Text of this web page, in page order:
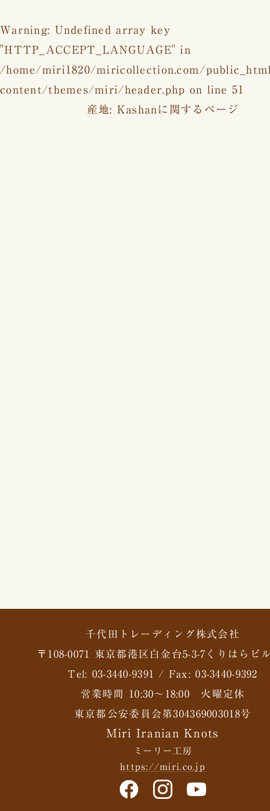
Warning: Undefined array key
"HTTP_ACCEPT_LANGUAGE" in
/home/miri1820/miricollection.com/
content/themes/miri/header.php on line 51
産地: Kashan に関するページ
千代田トレーディング株式会社
〒108-0071 東京都港区白金台5-3-7くりはらビ
Tel: 03-3440-9391 / Fax: 03-3440-9392
営業時間 10:30〜18:00 火曜定休
東京都公安委員会第304369003018号
Miri Iranian Knots
ミーリー工房
https://miri.co.jp